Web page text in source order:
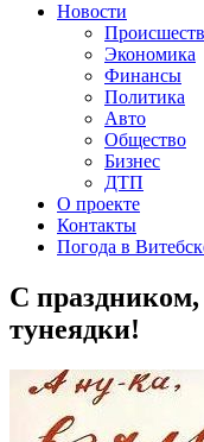
Новости
Экономика
Финансы
Политика
Авто
Общество
Бизнес
ДТП
О проекте
Контакты
Погода в
С праздником,
тунеядки!